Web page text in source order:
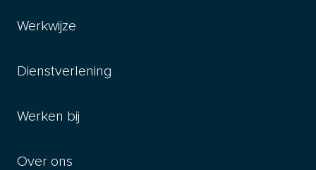
Werkwijze
Dienstverlening
Werken bij
Over ons